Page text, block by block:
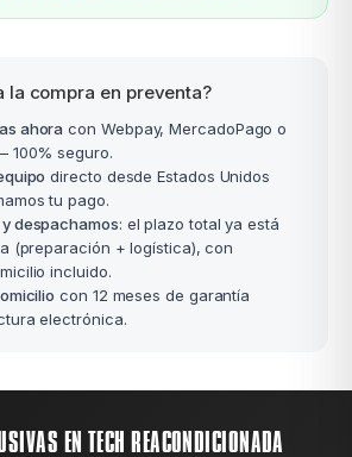
la compra en preventa?
ahora con Webpay, MercadoPago o
100% seguro.
directo desde Estados Unidos
tu pago.
despachamos: el plazo total ya está
(preparación + logística), con
incluido.
con 12 meses de garantía
electrónica.
EN TECH REACONDICIONADA